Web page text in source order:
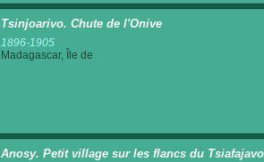
Tsinjoarivo. Chute de l'Onive
1896-1905
Madagascar, Île de
Anosy. Petit village sur les flancs du